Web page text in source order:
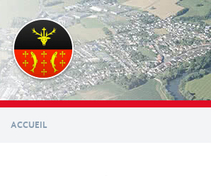
contenu
principal
ACCUEIL